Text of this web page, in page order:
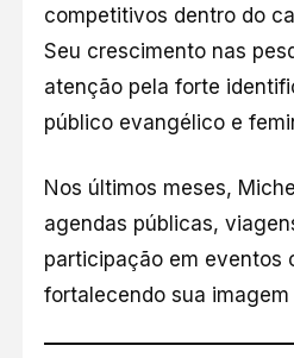
competitivos dentro do
Seu crescimento nas
atenção pela forte
público evangélico e
Nos últimos meses,
agendas públicas,
participação em eventos
fortalecendo sua